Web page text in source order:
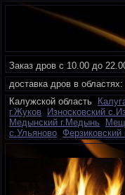
Заказ дров с 10.00 до
доставка дров в областях:
Калужской область
г.Жуков
Износковский
Медынский г.Медынь
с.Ульяново Ферзиковский